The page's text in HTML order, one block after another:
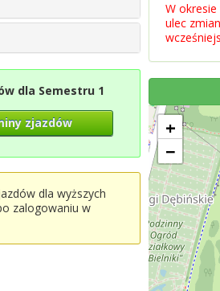
dla Semestru 1
zjazdów
dla wyższych
zalogowaniu w
W
ulec
+
−